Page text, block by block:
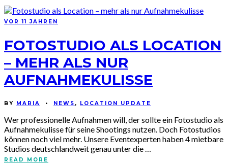
VOR 11 JAHREN
FOTOSTUDIO ALS LOCATION
– MEHR ALS NUR
AUFNAHMEKULISSE
BY MARIA • NEWS , LOCATION UPDATE
Wer professionelle Aufnahmen will, der sollte ein Fotostudio als
Aufnahmekulisse für seine Shootings nutzen. Doch Fotostudios
können noch viel mehr. Unsere Eventexperten haben 4 mietbare
Studios deutschlandweit genau unter die …
READ MORE